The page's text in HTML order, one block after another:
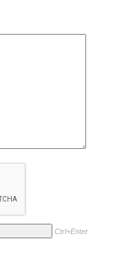
Ctrl+Enter